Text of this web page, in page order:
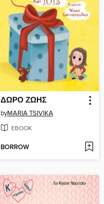
ΔΩΡΟ ΖΩΗΣ
byMARIA TSIVIKA
EBOOK
BORROW